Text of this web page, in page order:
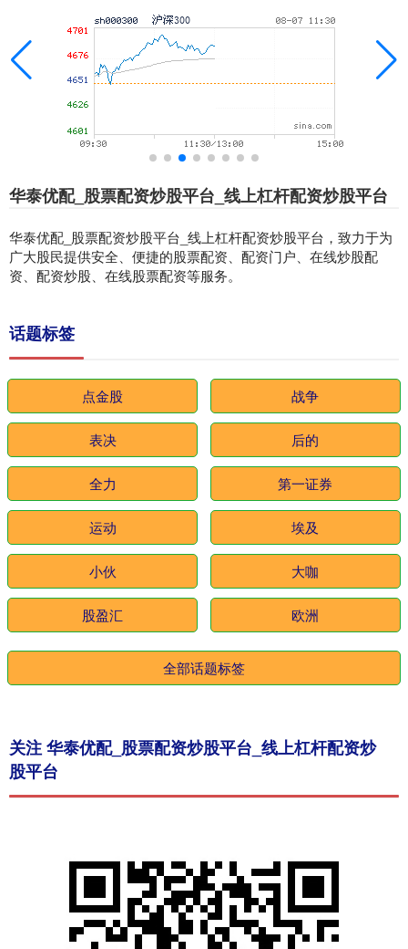
华泰优配_股票配资炒股平台_线上杠杆配资炒股平台
华泰优配_股票配资炒股平台_线上杠杆配资炒股平台，致力于为
广大股民提供安全、便捷的股票配资、配资门户、在线炒股配
资、配资炒股、在线股票配资等服务。
话题标签
点金股 战争
表决 后的
全力 第一证券
运动 埃及
小伙 大咖
股盈汇 欧洲
全部话题标签
关注 华泰优配_股票配资炒股平台_线上杠杆配资炒
股平台